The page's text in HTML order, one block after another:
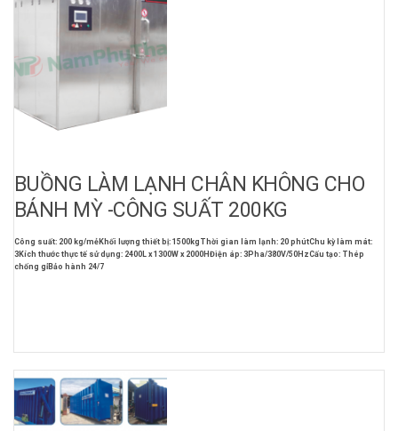
BUỒNG LÀM LẠNH CHÂN KHÔNG CHO
BÁNH MỲ -CÔNG SUẤT 200KG
Công suất: 200 kg/mẻKhối lượng thiết bị: 1500kg Thời gian làm lạnh: 20 phútChu kỳ làm mát:
3Kích thước thực tế sử dụng: 2400L x 1300W x 2000H Điện áp: 3Pha/380V/50HzCấu tạo: Thép
chống gỉBảo hành 24/7